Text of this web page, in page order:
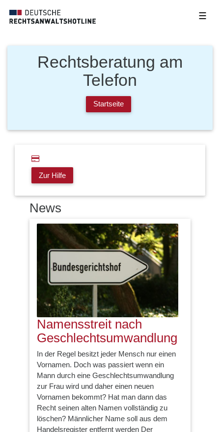
☰
Rechtsberatung am
Telefon
Startseite
Zur Hilfe
News
Namensstreit nach
Geschlechtsumwandlung
In der Regel besitzt jeder Mensch nur einen
Vornamen. Doch was passiert wenn ein
Mann durch eine Geschlechtsumwandlung
zur Frau wird und daher einen neuen
Vornamen bekommt? Hat man dann das
Recht seinen alten Namen vollständig zu
löschen? Männlicher Name soll aus dem
Handelsregister entfernt werden Der